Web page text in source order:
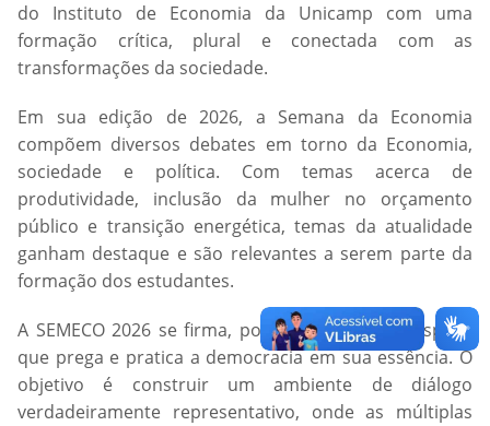
do Instituto de Economia da Unicamp com uma
formação crítica, plural e conectada com as
transformações da sociedade.
Em sua edição de 2026, a Semana da Economia
compõem diversos debates em torno da Economia,
sociedade e política. Com temas acerca de
produtividade, inclusão da mulher no orçamento
público e transição energética, temas da atualidade
ganham destaque e são relevantes a serem parte da
formação dos estudantes.
A SEMECO 2026 se firma, portanto, como um espaço
que prega e pratica a democracia em sua essência. O
objetivo é construir um ambiente de diálogo
verdadeiramente representativo, onde as múltiplas